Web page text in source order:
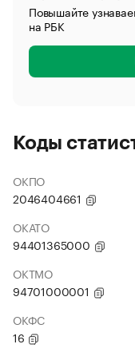
Повышайте
на РБК
Коды
ОКПО
2046404661
ОКАТО
94401365000
ОКТМО
94701000001
ОКФС
16